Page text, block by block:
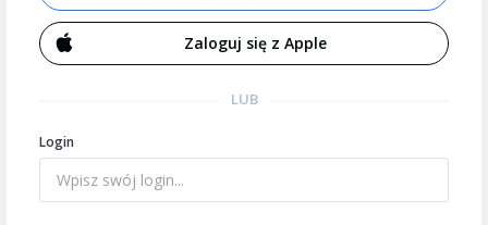
Zaloguj się z Apple
LUB
Login